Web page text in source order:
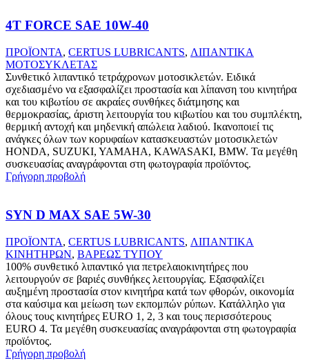
4T FORCE SAE 10W-40
ΠΡΟΪΟΝΤΑ, CERTUS LUBRICANTS, ΛΙΠΑΝΤΙΚΑ
ΜΟΤΟΣΥΚΛΕΤΑΣ
Συνθετικό λιπαντικό τετράχρονων μοτοσικλετών. Ειδικά
σχεδιασμένο να εξασφαλίζει προστασία και λίπανση του κινητήρα
και του κιβωτίου σε ακραίες συνθήκες διάτμησης και
θερμοκρασίας, άριστη λειτουργία του κιβωτίου και του συμπλέκτη,
θερμική αντοχή και μηδενική απώλεια λαδιού. Ικανοποιεί τις
ανάγκες όλων των κορυφαίων κατασκευαστών μοτοσικλετών
HONDA, SUZUKI, YAMAHA, KAWASAKI, BMW. Τα μεγέθη
συσκευασίας αναγράφονται στη φωτογραφία προϊόντος.
Γρήγορη προβολή
SYN D MAX SAE 5W-30
ΠΡΟΪΟΝΤΑ, CERTUS LUBRICANTS, ΛΙΠΑΝΤΙΚΑ
ΚΙΝΗΤΗΡΩΝ, ΒΑΡΕΩΣ ΤΥΠΟΥ
100% συνθετικό λιπαντικό για πετρελαιοκινητήρες που
λειτουργούν σε βαριές συνθήκες λειτουργίας. Εξασφαλίζει
αυξημένη προστασία στον κινητήρα κατά των φθορών, οικονομία
στα καύσιμα και μείωση των εκπομπών ρύπων. Κατάλληλο για
όλους τους κινητήρες EURO 1, 2, 3 και τους περισσότερους
EURO 4. Τα μεγέθη συσκευασίας αναγράφονται στη φωτογραφία
προϊόντος.
Γρήγορη προβολή